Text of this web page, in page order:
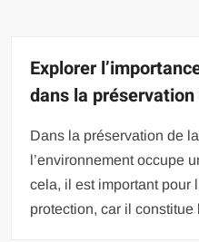
Explorer
dans la
Dans la préservation de
l’environnement occupe
cela, il est important pour
protection, car il